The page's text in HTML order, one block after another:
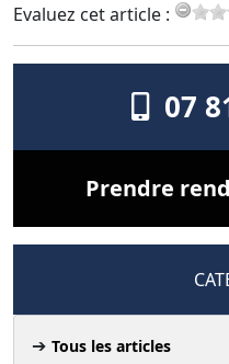
Evaluez cet article :
07
Prendre
Tous les articles